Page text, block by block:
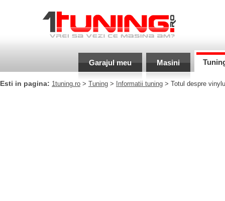
Garajul meu Masini
Esti in pagina: 1tuning.ro > Tuning > Informatii tuning > Totul despre